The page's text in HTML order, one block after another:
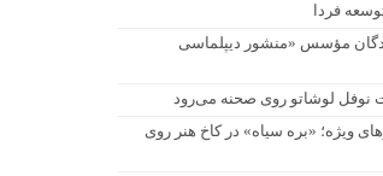
فردا
مؤسس «منشور دیپلماسی
لوشاتو روی صحنه می‌رود
ویژه؛ «بره سیاه» در کاخ هنر روی